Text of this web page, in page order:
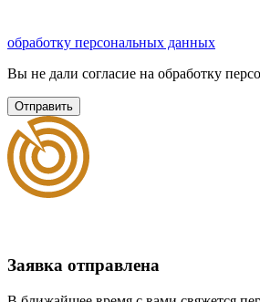
обработку персональных данных
Вы не дали согласие на обработку
Отправить
Заявка отправлена